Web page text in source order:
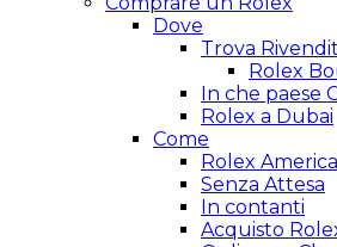
Dove
Trova
Rolex
In che paese
Rolex a Dubai
Come
Rolex
Senza Attesa
In contanti
Acquisto